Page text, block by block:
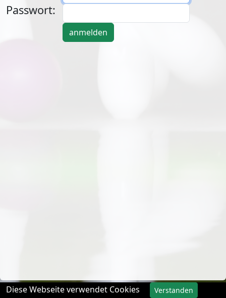
Passwort:
Diese Webseite verwendet Cookies Verstanden